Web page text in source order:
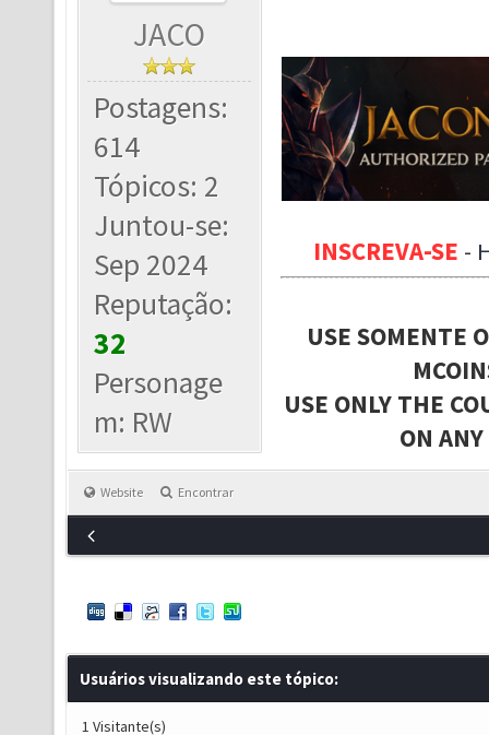
JACO
Postagens:
614
Tópicos: 2
Juntou-se:
Sep 2024
Reputação:
32
Personage
m: RW
INSCREVA-SE -
USE SOMENTE
USE ONLY THE
ON
Website Encontrar
Usuários visualizando este tópico:
1 Visitante(s)